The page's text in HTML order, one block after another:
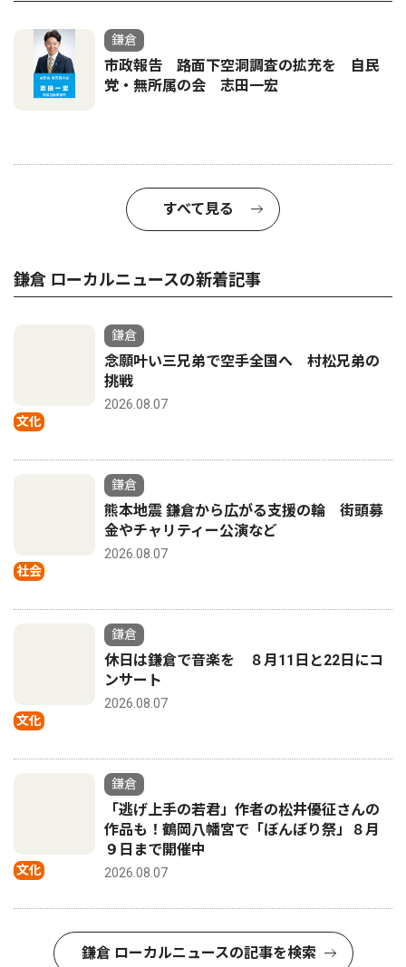
鎌倉
市政報告 路面下空洞調査の拡充を 自民
党・無所属の会 志田一宏
すべて見る
鎌倉 ローカルニュースの新着記事
文化
鎌倉
念願叶い三兄弟で空手全国へ 村松兄弟の
挑戦
2026.08.07
社会
鎌倉
熊本地震 鎌倉から広がる支援の輪 街頭募
金やチャリティー公演など
2026.08.07
文化
鎌倉
休日は鎌倉で音楽を ８月11日と22日にコ
ンサート
2026.08.07
文化
鎌倉
「逃げ上手の若君」作者の松井優征さんの
作品も！鶴岡八幡宮で「ぼんぼり祭」８月
９日まで開催中
2026.08.07
鎌倉 ローカルニュースの記事を検索